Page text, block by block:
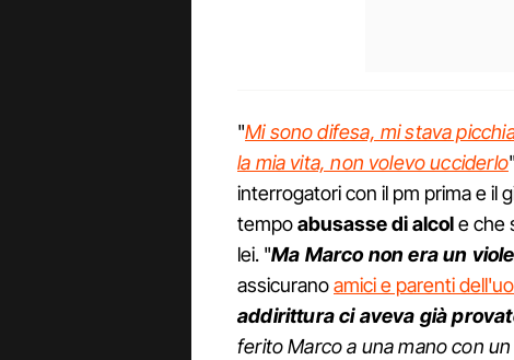
"Mi sono difesa, mi stava
la mia vita, non volevo ucciderlo
interrogatori con il pm prima e il
tempoabusasse di alcole che
lei. "Ma Marco non era un
assicuranoamici e parenti
addirittura ci aveva già
ferito Marco a una mano con